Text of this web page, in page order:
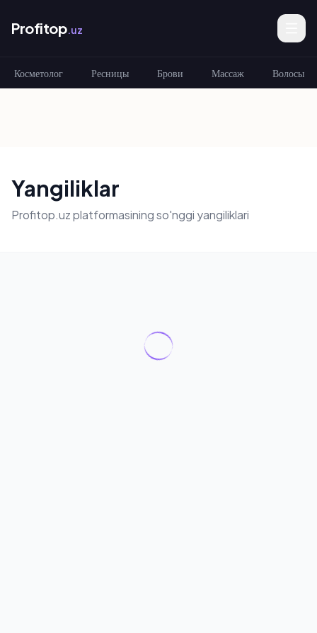
Profitop.uz
Косметолог Ресницы Брови Массаж Волосы
Yangiliklar
Profitop.uz platformasining so'nggi yangiliklari